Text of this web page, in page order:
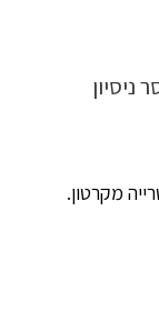
מקרטון.